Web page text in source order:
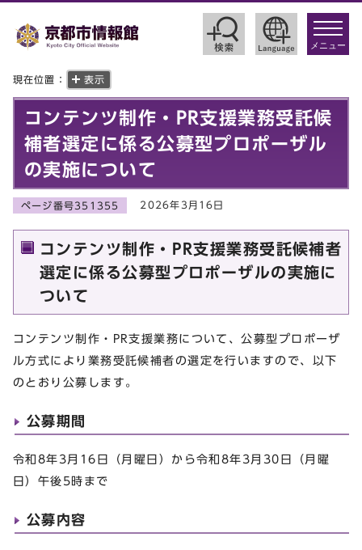
toggle
メニュー
現在位置： 表示
コンテンツ制作・PR支援業務受託候
補者選定に係る公募型プロポーザル
の実施について
ページ番号351355 2026年3月16日
コンテンツ制作・PR支援業務受託候補者
選定に係る公募型プロポーザルの実施に
ついて
コンテンツ制作・PR支援業務について、公募型プロポーザ
ル方式により業務受託候補者の選定を行いますので、以下
のとおり公募します。
公募期間
令和8年3月16日（月曜日）から令和8年3月30日（月曜
日）午後5時まで
公募内容